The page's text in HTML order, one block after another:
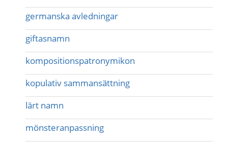
germanska avledningar
giftasnamn
kompositionspatronymikon
kopulativ sammansättning
lärt namn
mönsteranpassning